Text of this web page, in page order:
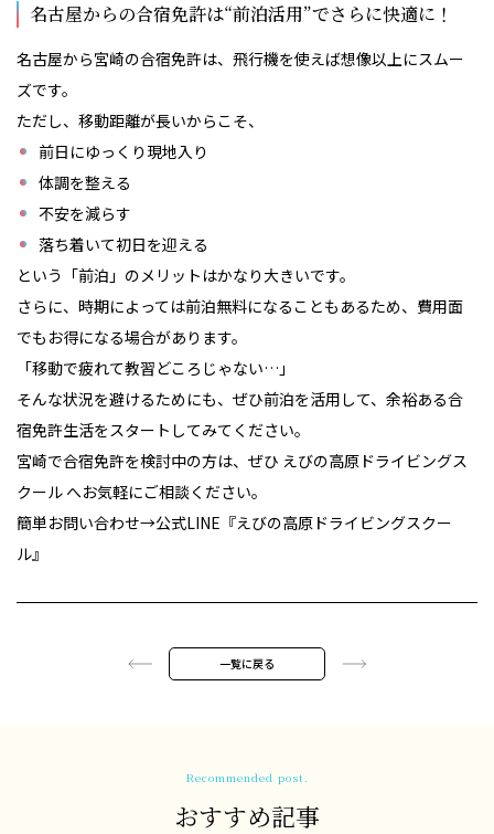
名古屋からの合宿免許は“前泊活用”でさらに快適に！
名古屋から宮崎の合宿免許は、飛行機を使えば想像以上にスムー
ズです。
ただし、移動距離が長いからこそ、
前日にゆっくり現地入り
体調を整える
不安を減らす
落ち着いて初日を迎える
という「前泊」のメリットはかなり大きいです。
さらに、時期によっては前泊無料になることもあるため、費用面
でもお得になる場合があります。
「移動で疲れて教習どころじゃない…」
そんな状況を避けるためにも、ぜひ前泊を活用して、余裕ある合
宿免許生活をスタートしてみてください。
宮崎で合宿免許を検討中の方は、ぜひ えびの高原ドライビングス
クール へお気軽にご相談ください。
簡単お問い合わせ→公式LINE『えびの高原ドライビングスクー
ル』
一覧に戻る
Recommended post.
おすすめ記事